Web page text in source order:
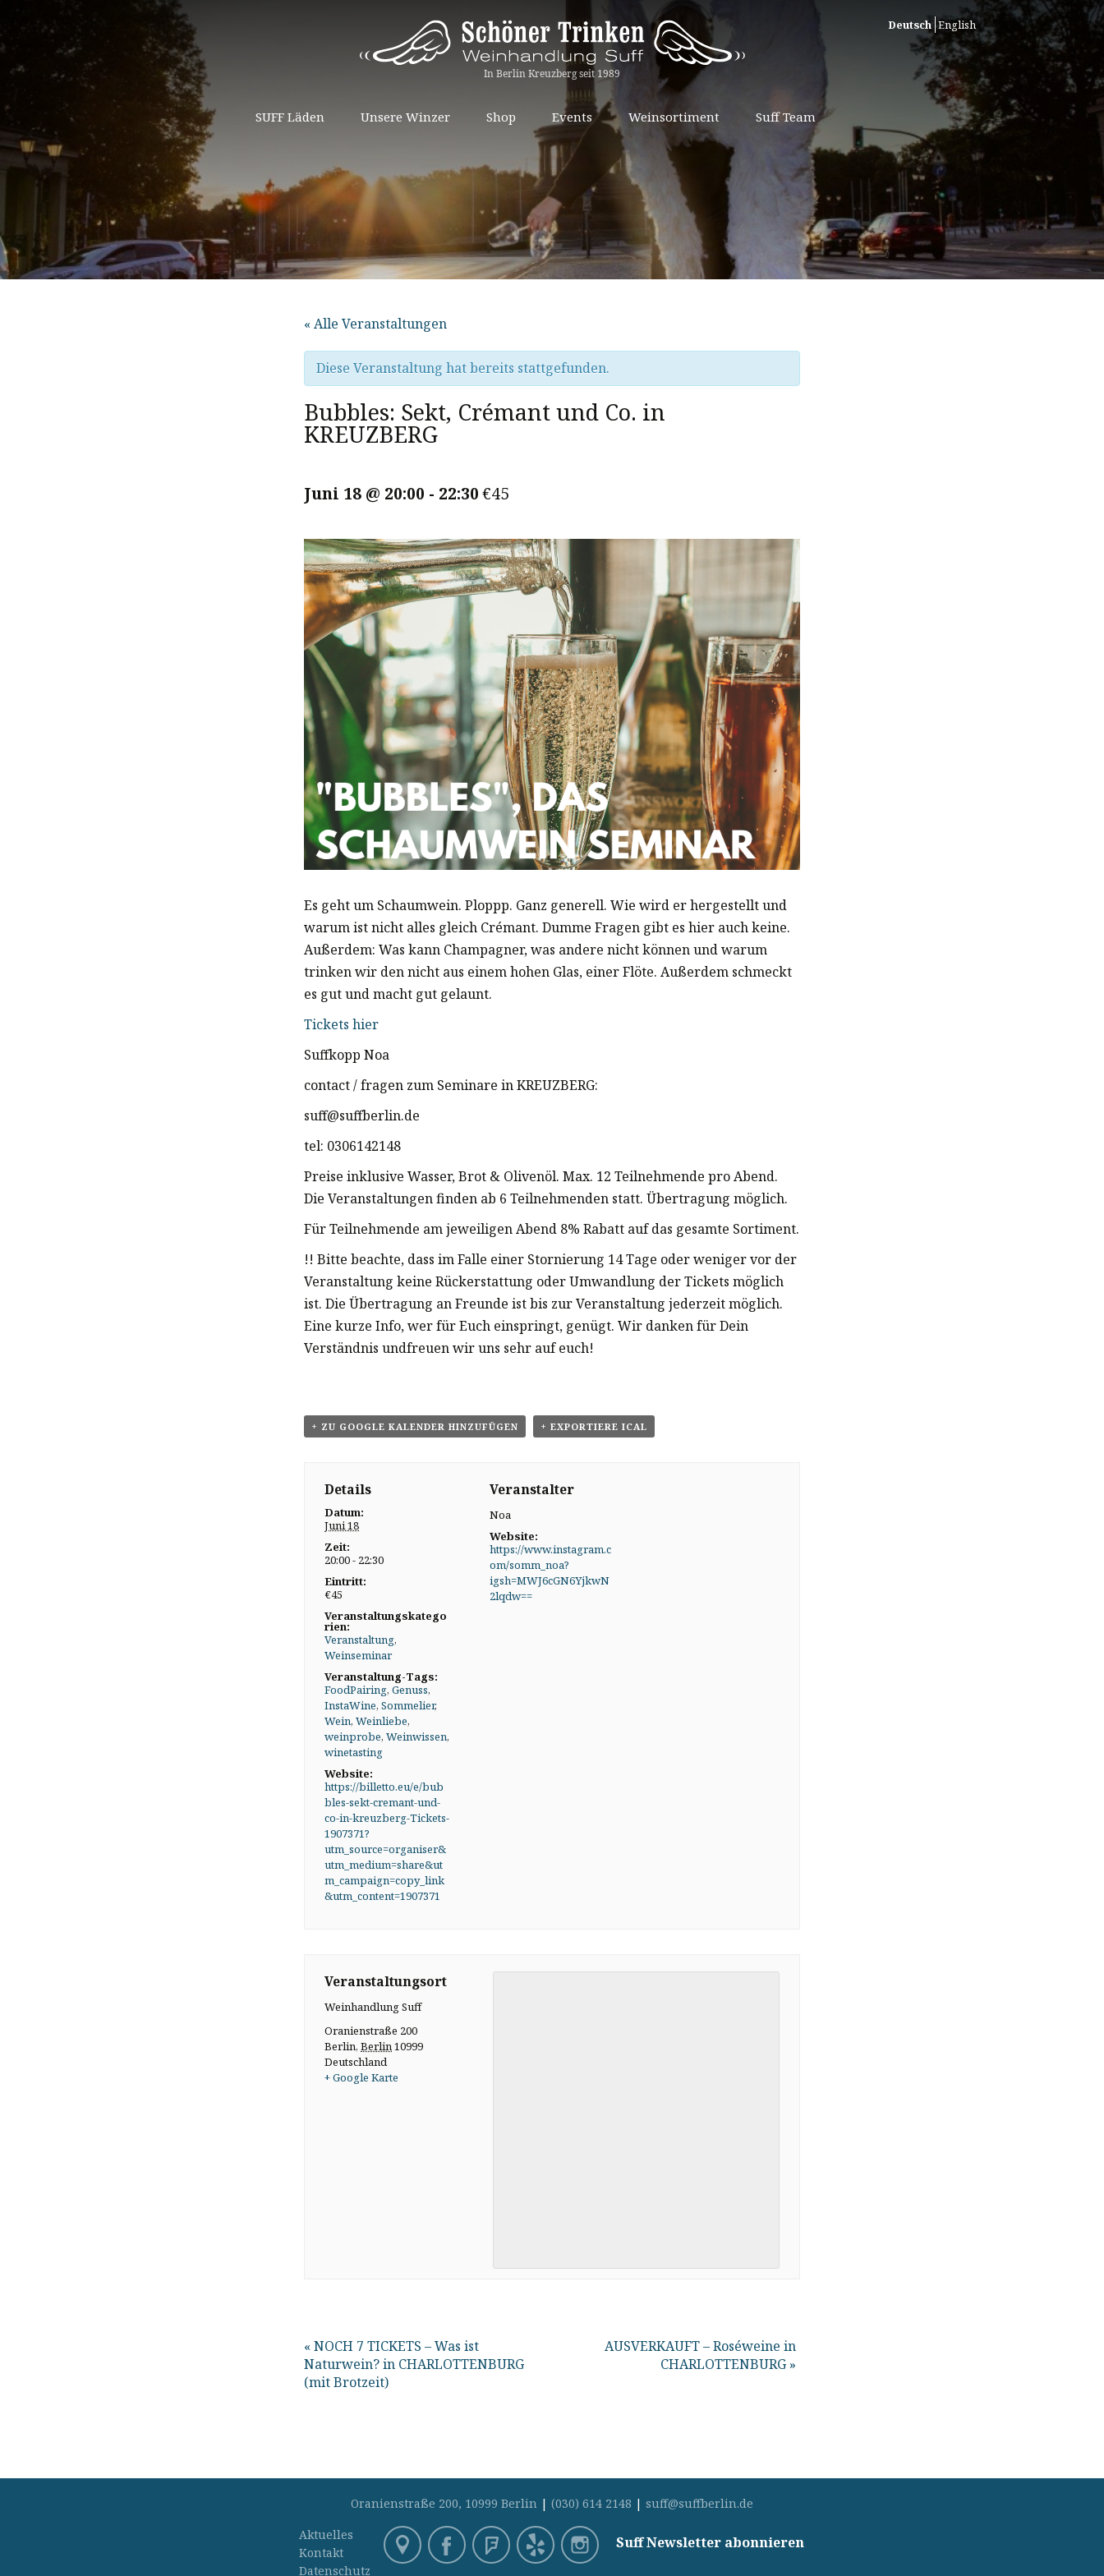
Springe
zum
Inhalt
Deutsch English
SUFF Läden Unsere Winzer Shop Events Weinsortiment Suff Team
« Alle Veranstaltungen
Diese Veranstaltung hat bereits stattgefunden.
Bubbles: Sekt, Crémant und Co. in
KREUZBERG
Juni 18 @ 20:00 - 22:30€45
Es geht um Schaumwein. Ploppp. Ganz generell. Wie wird er hergestellt und
warum ist nicht alles gleich Crémant. Dumme Fragen gibt es hier auch keine.
Außerdem: Was kann Champagner, was andere nicht können und warum
trinken wir den nicht aus einem hohen Glas, einer Flöte. Außerdem schmeckt
es gut und macht gut gelaunt.
Tickets hier
Suffkopp Noa
contact / fragen zum Seminare in KREUZBERG:
suff@suffberlin.de
tel: 0306142148
Preise inklusive Wasser, Brot & Olivenöl. Max. 12 Teilnehmende pro Abend.
Die Veranstaltungen finden ab 6 Teilnehmenden statt. Übertragung möglich.
Für Teilnehmende am jeweiligen Abend 8% Rabatt auf das gesamte Sortiment.
!! Bitte beachte, dass im Falle einer Stornierung 14 Tage oder weniger vor der
Veranstaltung keine Rückerstattung oder Umwandlung der Tickets möglich
ist. Die Übertragung an Freunde ist bis zur Veranstaltung jederzeit möglich.
Eine kurze Info, wer für Euch einspringt, genügt. Wir danken für Dein
Verständnis undfreuen wir uns sehr auf euch!
+ ZU GOOGLE KALENDER HINZUFÜGEN + EXPORTIERE ICAL
Details
Datum:
Juni 18
Zeit:
20:00 - 22:30
Eintritt:
€45
Veranstaltungskatego
rien:
Veranstaltung,
Weinseminar
Veranstaltung-Tags:
FoodPairing,Genuss,
InstaWine,Sommelier,
Wein,Weinliebe,
weinprobe,Weinwissen,
winetasting
Website:
https://billetto.eu/e/bub
bles-sekt-cremant-und-
co-in-kreuzberg-Tickets-
1907371?
utm_source=organiser&
utm_medium=share&ut
m_campaign=copy_link
&utm_content=1907371
Veranstalter
Noa
Website:
https://www.instagram.c
om/somm_noa?
igsh=MWJ6cGN6YjkwN
2lqdw==
Veranstaltungsort
Weinhandlung Suff
Oranienstraße 200
Berlin, Berlin10999
Deutschland
+ Google Karte
« NOCH 7 TICKETS – Was ist
Naturwein? in CHARLOTTENBURG
(mit Brotzeit)
AUSVERKAUFT – Roséweine in
CHARLOTTENBURG »
Oranienstraße 200, 10999 Berlin | (030) 614 2148 | suff@suffberlin.de
Aktuelles
Kontakt
Datenschutz
Suff Newsletter abonnieren